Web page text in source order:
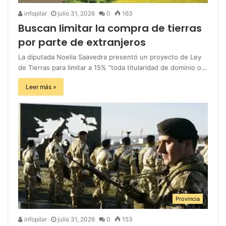
infopilar julio 31, 2026 0 163
Buscan limitar la compra de tierras
por parte de extranjeros
La diputada Noelia Saavedra presentó un proyecto de Ley
de Tierras para limitar a 15% “toda titularidad de dominio o…
Leer más »
Provincia
infopilar julio 31, 2026 0 153